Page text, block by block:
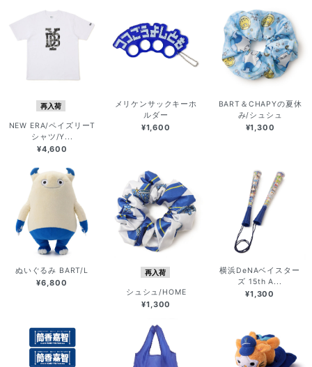
再入荷
NEW ERA/ペイズリーT
シャツ/Y...
¥4,600
メリケンサックキーホ
ルダー
¥1,600
BART＆CHAPYの夏休
み/シュシュ
¥1,300
ぬいぐるみ BART/L
¥6,800
再入荷
シュシュ/HOME
¥1,300
横浜DeNAベイスター
ズ 15th A...
¥1,300